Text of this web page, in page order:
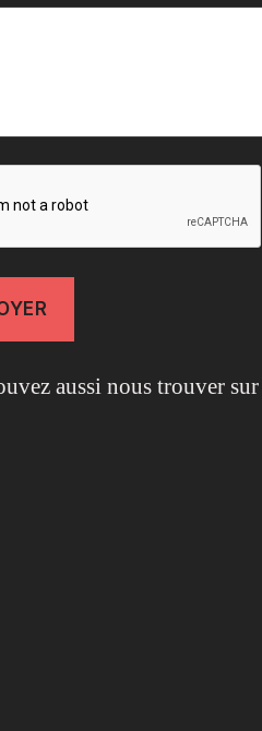
aussi nous trouver